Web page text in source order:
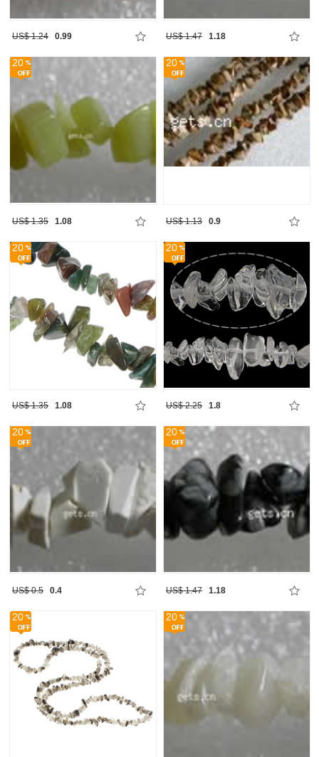
US$ 1.24 0.99 US$ 1.47 1.18
20
US$ 1.35 1.08
20
US$ 1.13 0.9
20
US$ 1.35 1.08
20
US$ 2.25 1.8
20
US$ 0.5 0.4
20
US$ 1.47 1.18
20 20